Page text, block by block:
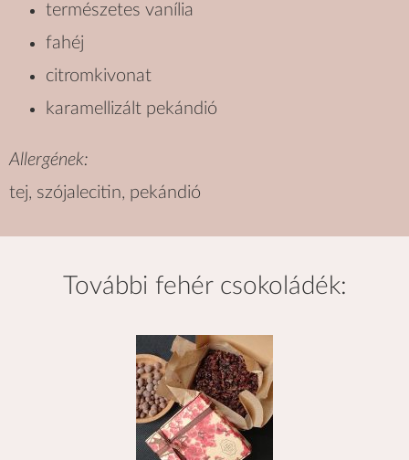
természetes vanília
fahéj
citromkivonat
karamellizált pekándió
Allergének:
tej, szójalecitin, pekándió
további fehér csokoládék: